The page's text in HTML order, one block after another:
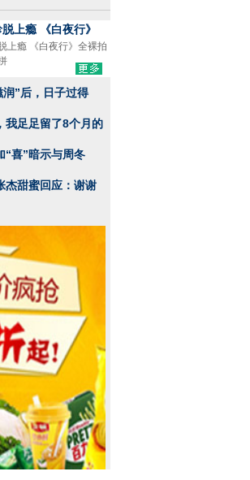
动 粉
上瘾 《白夜行》
上瘾 《白夜行》全裸拍
”后，日子过得
我足足留了8个月的
“喜”暗示与周冬
杰甜蜜回应：谢谢
：中国 中国选手苏艺馨获世青赛女